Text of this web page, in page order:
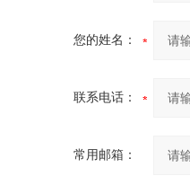
您的姓名：
联系电话：
常用邮箱：